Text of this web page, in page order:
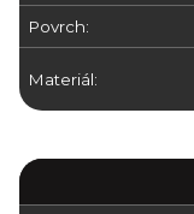
Povrch:
Materiál: